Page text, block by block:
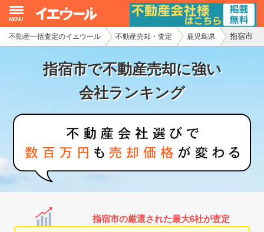
不動産一括査定のイエウール 不動産売却・査定 鹿児島県 指宿市
指宿市で不動産売却に強い
会社ランキング
指宿市の厳選された最大6社が査定
イエウール加盟希望の不動産会社様
初めての方へ
不動産の売却・一括査定
家査定シミュレーター
お問い合わせ